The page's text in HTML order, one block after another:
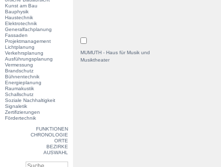
Kunst am Bau
Bauphysik
Haustechnik
Elektrotechnik
Generalfachplanung
Fassaden
Projektmanagement
Lichtplanung
Verkehrsplanung
Ausführungsplanung
Vermessung
Brandschutz
Bühnentechnik
Energieplanung
Raumakustik
Schallschutz
Soziale Nachhaltigkeit
Signaletik
Zertifizierungen
Fördertechnik
FUNKTIONEN
CHRONOLOGIE
ORTE
BEZIRKE
AUSWAHL
MUMUTH - Haus für Musik und
Musiktheater